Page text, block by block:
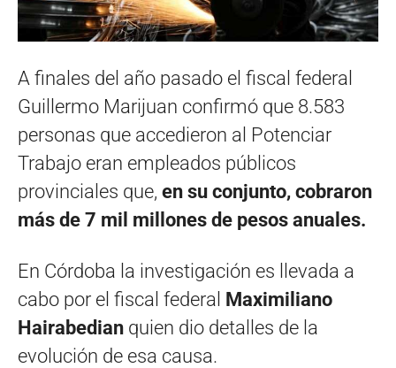
A finales del año pasado el fiscal federal
Guillermo Marijuan confirmó que 8.583
personas que accedieron al Potenciar
Trabajo eran empleados públicos
provinciales que, en su conjunto, cobraron
más de 7 mil millones de pesos anuales.
En Córdoba la investigación es llevada a
cabo por el fiscal federal Maximiliano
Hairabedian quien dio detalles de la
evolución de esa causa.